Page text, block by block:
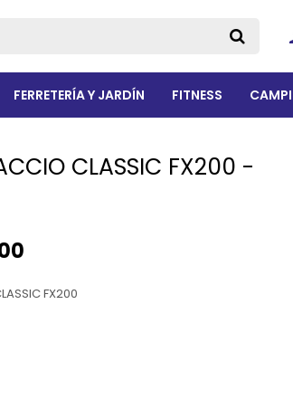
FERRETERÍA Y JARDÍN FITNESS
CLASSIC FX200 -
FX200